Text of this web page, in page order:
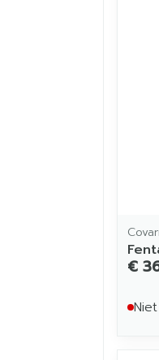
€